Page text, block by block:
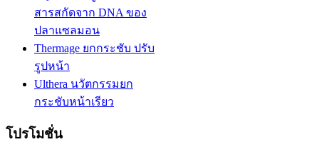
สารสกัดจาก DNA ของ
ปลาแซลมอน
Thermage ยกกระชับ ปรับ
รูปหน้า
Ulthera นวัตกรรมยก
กระชับหน้าเรียว
โปรโมชั่น